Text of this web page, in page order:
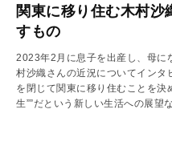
関東に移り住む木村沙
すもの
2023年2月に息子を出産し、母に
村沙織さんの近況についてインタ
を閉じて関東に移り住むことを決
生””だという新しい生活への展望